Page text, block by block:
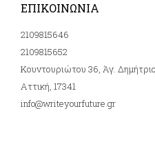
ΕΠΙΚΟΙΝΩΝΙΑ
2109815646
2109815652
Κουντουριώτου 36, Άγ.
Αττική, 17341
info@writeyourfuture.gr